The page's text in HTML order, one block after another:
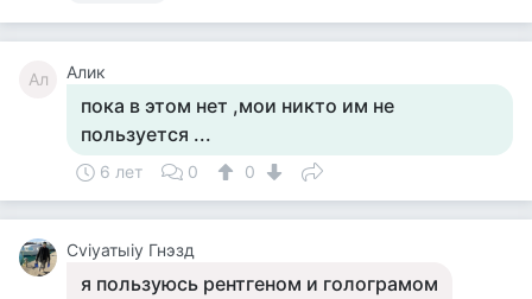
Ал Алик
пока в этом нет ,мои никто им не
пользуется ...
6 лет 0 0
Cviyатыiy Гнэзд
я пользуюсь рентгеном и голограмом